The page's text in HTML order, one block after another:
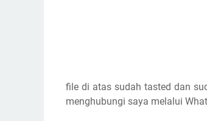
file di atas sudah tasted dan
menghubungi saya melalui